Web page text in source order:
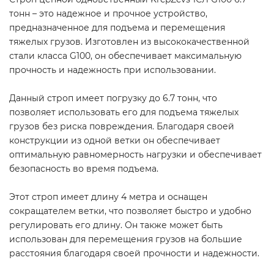
тонн – это надежное и прочное устройство,
предназначенное для подъема и перемещения
тяжелых грузов. Изготовлен из высококачественной
стали класса G100, он обеспечивает максимальную
прочность и надежность при использовании.
Данный строп имеет погрузку до 6.7 тонн, что
позволяет использовать его для подъема тяжелых
грузов без риска повреждения. Благодаря своей
конструкции из одной ветки он обеспечивает
оптимальную равномерность нагрузки и обеспечивает
безопасность во время подъема.
Этот строп имеет длину 4 метра и оснащен
сокращателем ветки, что позволяет быстро и удобно
регулировать его длину. Он также может быть
использован для перемещения грузов на большие
расстояния благодаря своей прочности и надежности.